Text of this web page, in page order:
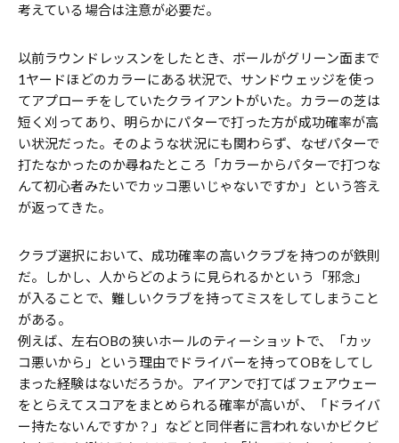
考えている場合は注意が必要だ。
以前ラウンドレッスンをしたとき、ボールがグリーン面まで
1ヤードほどのカラーにある状況で、サンドウェッジを使っ
てアプローチをしていたクライアントがいた。カラーの芝は
短く刈ってあり、明らかにパターで打った方が成功確率が高
い状況だった。そのような状況にも関わらず、なぜパターで
打たなかったのか尋ねたところ「カラーからパターで打つな
んて初心者みたいでカッコ悪いじゃないですか」という答え
が返ってきた。
クラブ選択において、成功確率の高いクラブを持つのが鉄則
だ。しかし、人からどのように見られるかという「邪念」
が入ることで、難しいクラブを持ってミスをしてしまうこと
がある。
例えば、左右OBの狭いホールのティーショットで、「カッ
コ悪いから」という理由でドライバーを持ってOBをしてし
まった経験はないだろうか。アイアンで打てばフェアウェー
をとらえてスコアをまとめられる確率が高いが、「ドライバ
ー持たないんですか？」などと同伴者に言われないかビクビ